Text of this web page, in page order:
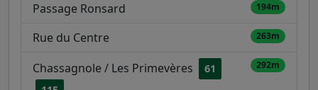
Passage Ronsard 194m
Rue du Centre 263m
Chassagnole / Les Primevères
61
292m